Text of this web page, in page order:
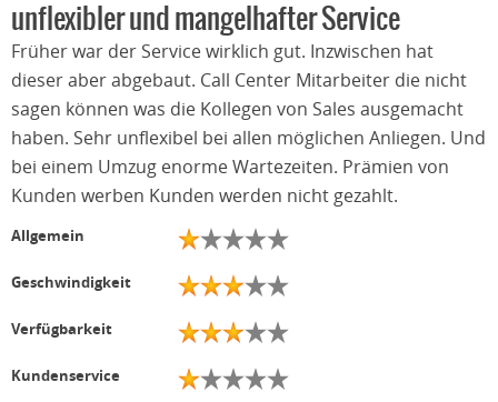
unflexibler und mangelhafter Service
Früher war der Service wirklich gut. Inzwischen hat
dieser aber abgebaut. Call Center Mitarbeiter die nicht
sagen können was die Kollegen von Sales ausgemacht
haben. Sehr unflexibel bei allen möglichen Anliegen. Und
bei einem Umzug enorme Wartezeiten. Prämien von
Kunden werben Kunden werden nicht gezahlt.
Allgemein
Geschwindigkeit
Verfügbarkeit
Kundenservice